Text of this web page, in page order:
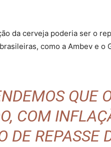
da cerveja poderia ser o
como a Ambev e
QUE
COM
DE REPASSE